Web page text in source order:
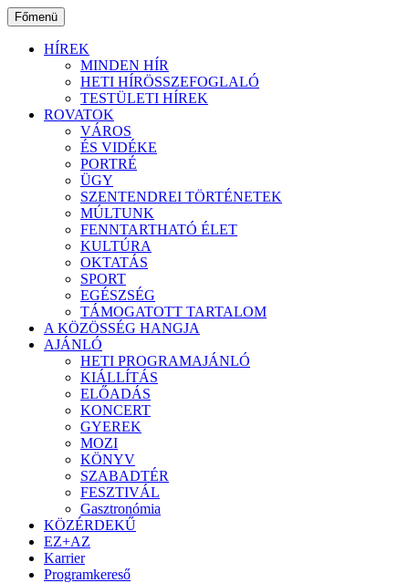
Ugrás
a
tartalomhoz
Főmenü
HÍREK
MINDEN HÍR
HETI HÍRÖSSZEFOGLALÓ
TESTÜLETI HÍREK
ROVATOK
VÁROS
ÉS VIDÉKE
PORTRÉ
ÜGY
SZENTENDREI TÖRTÉNETEK
MÚLTUNK
FENNTARTHATÓ ÉLET
KULTÚRA
OKTATÁS
SPORT
EGÉSZSÉG
TÁMOGATOTT TARTALOM
A KÖZÖSSÉG HANGJA
AJÁNLÓ
HETI PROGRAMAJÁNLÓ
KIÁLLÍTÁS
ELŐADÁS
KONCERT
GYEREK
MOZI
KÖNYV
SZABADTÉR
FESZTIVÁL
Gasztronómia
KÖZÉRDEKŰ
EZ+AZ
Karrier
Programkereső